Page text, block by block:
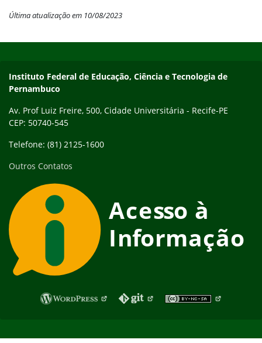
Última atualização em 10/08/2023
Instituto Federal de Educação, Ciência e Tecnologia de
Pernambuco
Av. Prof Luiz Freire, 500, Cidade Universitária - Recife-PE
CEP: 50740-545
Telefone: (81) 2125-1600
Outros Contatos